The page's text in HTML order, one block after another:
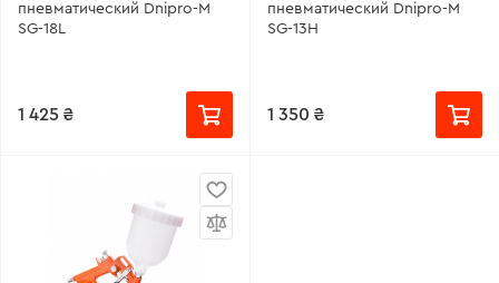
пневматический Dnipro-M
SG-18L
1 425 ₴
пневматический Dnipro-M
SG-13H
1 350 ₴